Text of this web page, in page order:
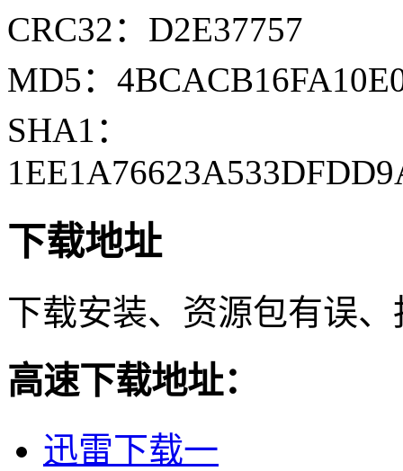
CRC32：D2E37757
MD5：
SHA1：
下载地址
下载安装、资源包有误
高速下载地址：
迅雷下载一